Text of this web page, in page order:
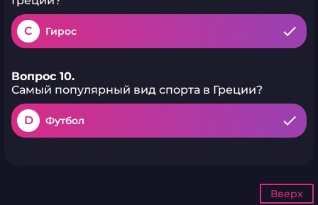
C Гирос
Вопрос 10.
Самый популярный вид спорта в Греции?
D Футбол
Вверх